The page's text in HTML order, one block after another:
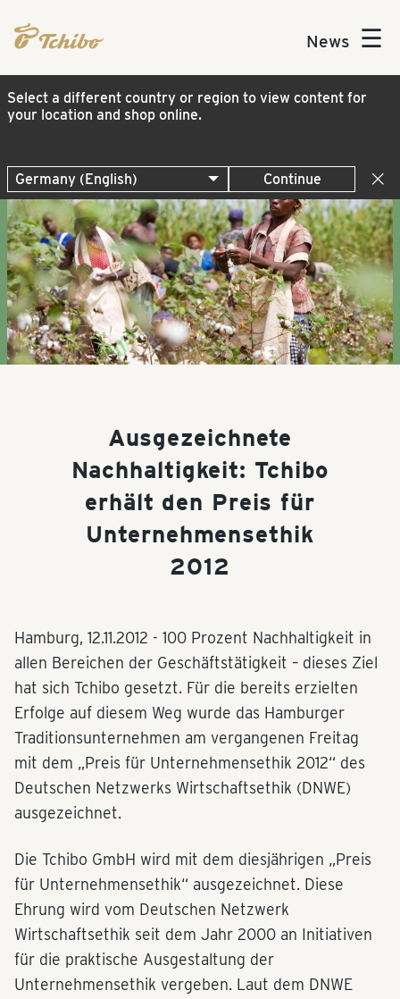
News ☰
Select a different country or region to view content for
your location and shop online.
Continue
Ausgezeichnete
Nachhaltigkeit: Tchibo
erhält den Preis für
Unternehmensethik
2012
Hamburg, 12.11.2012 - 100 Prozent Nachhaltigkeit in
allen Bereichen der Geschäftstätigkeit – dieses Ziel
hat sich Tchibo gesetzt. Für die bereits erzielten
Erfolge auf diesem Weg wurde das Hamburger
Traditionsunternehmen am vergangenen Freitag
mit dem „Preis für Unternehmensethik 2012“ des
Deutschen Netzwerks Wirtschaftsethik (DNWE)
ausgezeichnet.
Die Tchibo GmbH wird mit dem diesjährigen „Preis
für Unternehmensethik“ ausgezeichnet. Diese
Ehrung wird vom Deutschen Netzwerk
Wirtschaftsethik seit dem Jahr 2000 an Initiativen
für die praktische Ausgestaltung der
Unternehmensethik vergeben. Laut dem DNWE